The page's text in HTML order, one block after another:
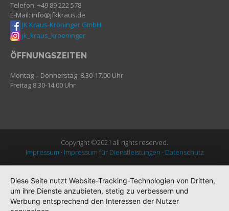
Telefon: +49 89 222 578
E-Mail: info@jfkkraus.de
JK Kraus-Kröninger GmbH
jk_kraus_kroeninger
ÖFFNUNGSZEITEN
Montag – Donnerstag 8.30-17.00 Uhr
Freitag 8.30-14.00 Uhr
Copyright ©2021 all rights reserved.
Impressum · Impressum für Dienstleistungen · Datenschutz
Diese Seite nutzt Website-Tracking-Technologien von Dritten,
um ihre Dienste anzubieten, stetig zu verbessern und
Werbung entsprechend den Interessen der Nutzer